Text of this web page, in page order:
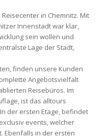
in Chemnitz. Mit
Innenstadt war klar,
sein wollen und
Lage der Stadt,
finden unsere Kunden
Angebotsvielfalt
Reisebüros. Im
ist das alltours
der ersten Etage, befindet
events, welcher
Ebenfalls in der ersten